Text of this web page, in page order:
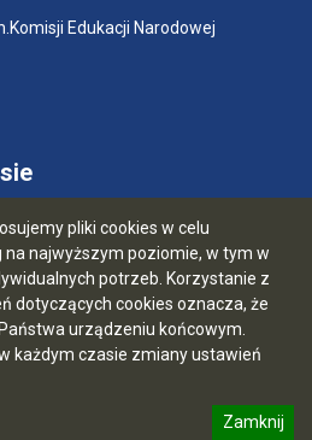
pliki cookies w celu
na najwyższym poziomie, w tym w
potrzeb. Korzystanie z
dotyczących cookies oznacza, że
urządzeniu końcowym.
każdym czasie zmiany ustawień
Zamknij
Edukacji Narodowej
27.06.2026 10:41